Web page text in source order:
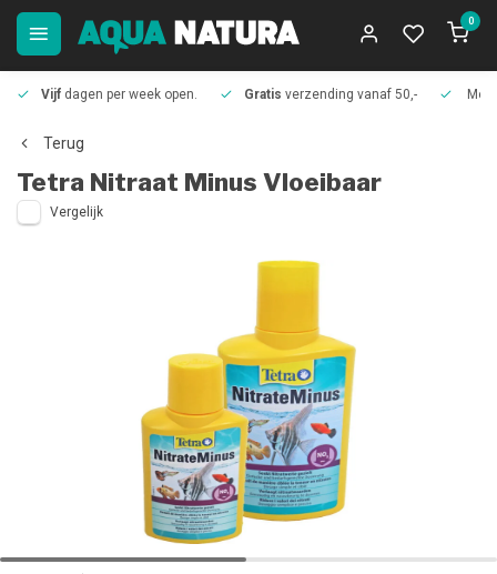
0
Vijf dagen per week open. Gratis verzending vanaf 50,-
Terug
Tetra Nitraat Minus Vloeibaar
Vergelijk